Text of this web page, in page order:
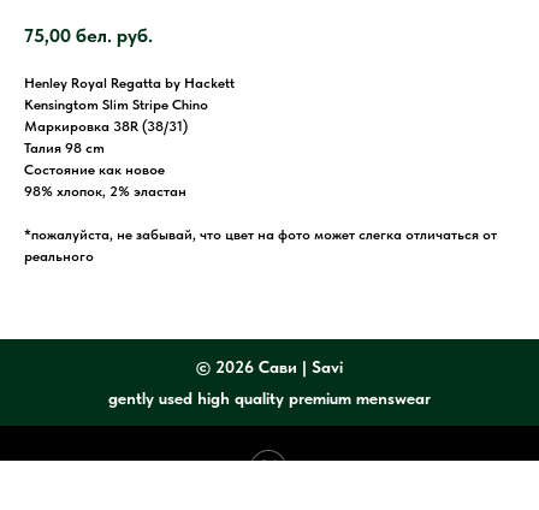
75,00 бел. руб.
Henley Royal Regatta by Hackett
Kensingtom Slim Stripe Chino
Маркировка 38R (38/31)
Талия 98 cm
Состояние как новое
98% хлопок, 2% эластан
*пожалуйста, не забывай, что цвет на фото может слегка отличаться от
реального
© 2026 Сави | Savi
gently used high quality premium menswear